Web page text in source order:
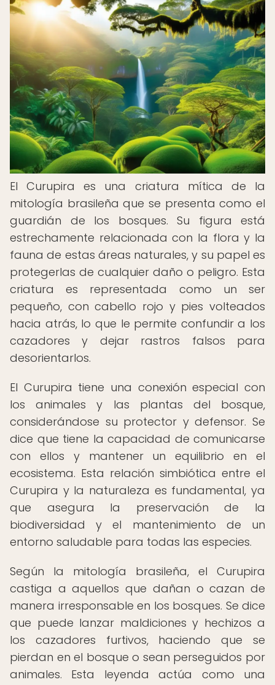
El Curupira es una criatura mítica de la
mitología brasileña que se presenta como el
guardián de los bosques. Su figura está
estrechamente relacionada con la flora y la
fauna de estas áreas naturales, y su papel es
protegerlas de cualquier daño o peligro. Esta
criatura es representada como un ser
pequeño, con cabello rojo y pies volteados
hacia atrás, lo que le permite confundir a los
cazadores y dejar rastros falsos para
desorientarlos.
El Curupira tiene una conexión especial con
los animales y las plantas del bosque,
considerándose su protector y defensor. Se
dice que tiene la capacidad de comunicarse
con ellos y mantener un equilibrio en el
ecosistema. Esta relación simbiótica entre el
Curupira y la naturaleza es fundamental, ya
que asegura la preservación de la
biodiversidad y el mantenimiento de un
entorno saludable para todas las especies.
Según la mitología brasileña, el Curupira
castiga a aquellos que dañan o cazan de
manera irresponsable en los bosques. Se dice
que puede lanzar maldiciones y hechizos a
los cazadores furtivos, haciendo que se
pierdan en el bosque o sean perseguidos por
animales. Esta leyenda actúa como una